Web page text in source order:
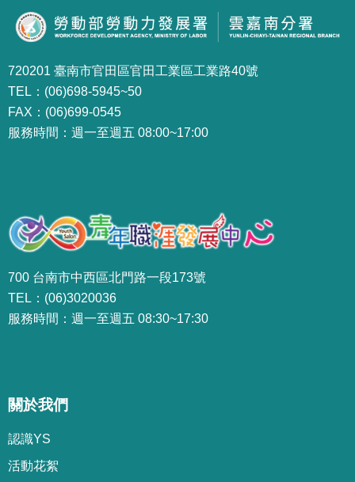
720201 臺南市官田區官田工業區工業路40號
TEL：(06)698-5945~50
FAX：(06)699-0545
服務時間：週一至週五 08:00~17:00
700 台南市中西區北門路一段173號
TEL：(06)3020036
服務時間：週一至週五 08:30~17:30
關於我們
認識YS
活動花絮